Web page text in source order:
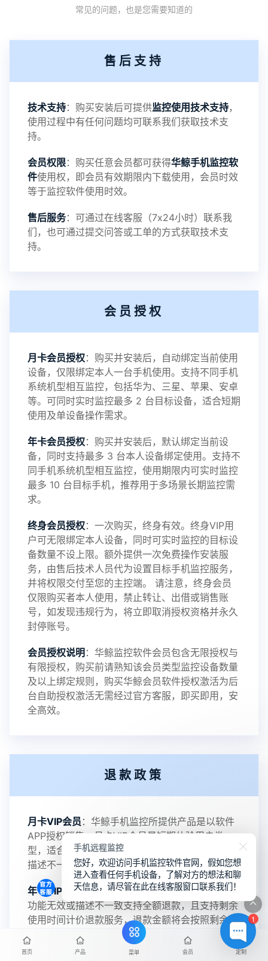
机设备响应慢问题
4：优化离线云储存服务器相册照片文件夹路径问题
5：优化关闭监控后离线设置云储存对方微信聊天记
录文件改为自定义文件名称
提示：
提示1：为避免异常风险情况，传输对方手机数据文
件至本地请先切换代理网络
鲸监控存在的问题与所需的更多功能，华鲸手机监
控将持续为您创造更优秀的监控APP
2025-01-13 V3.7
2024-10-08 V3.6
2024-03-16 V3.5
2023-01-12 V3.3
常见的问题，也是您需要知道的
售后支持
技术支持：购买安装后可提供监控使用技术支持，
使用过程中有任何问题均可联系我们获取技术支
持。
会员权限：购买任意会员都可获得华鲸手机监控软
件使用权，即会员有效期限内下载使用，会员时效
等于监控软件使用时效。
售后服务：可通过在线客服（7x24小时）联系我
们，也可通过提交问答或工单的方式获取技术支
持。
会员授权
月卡会员授权：购买并安装后，自动绑定当前使用
设备，仅限绑定本人一台手机使用。支持不同手机
系统机型相互监控，包括华为、三星、苹果、安卓
等。可同时实时监控最多 2 台目标设备，适合短期
使用及单设备操作需求。
年卡会员授权：购买并安装后，默认绑定当前设
备，同时支持最多 3 台本人设备绑定使用。支持不
同手机系统机型相互监控，使用期限内可实时监控
最多 10 台目标手机，推荐用于多场景长期监控需
求。
终身会员授权：一次购买，终身有效。终身VIP用
户可无限绑定本人设备，同时可实时监控的目标设
备数量不设上限。额外提供一次免费操作安装服
务，由售后技术人员代为设置目标手机监控服务，
并将权限交付至您的主控端。 请注意，终身会员
仅限购买者本人使用，禁止转让、出借或销售账
号，如发现违规行为，将立即取消授权资格并永久
封停账号。
会员授权说明 ：华鲸监控软件会员包含无限授权与
有限授权，购买前请熟知该会员类型监控设备数量
及以上绑定规则，购买华鲸会员软件授权激活为后
台自助授权激活无需经过官方客服，即买即用，安
全高效。
退款政策
月卡VIP会员 ：华鲸手机监控所提供产品是以软件
APP授权销售，月卡VIP会员是短期体验用户类
型，适合短期使用及单设备操作需求，功能无效或
描述不一致支持全额退款。
年卡VIP会员：支持无效退款政策，华鲸手机监控
功能无效或描述不一致支持全额退款，且支持剩余
使用时间计价退款服务，退款金额将会按照剩余使
用时间进行计算，向在线客服提交退款申请后24小
时内到账。
首页 产品 菜单 会员 定制
1
手机远程监控
您好，欢迎访问手机监控软件官网，假如您想
进入查看任何手机设备，了解对方的想法和聊
天信息，请尽管在此在线客服窗口联系我们！